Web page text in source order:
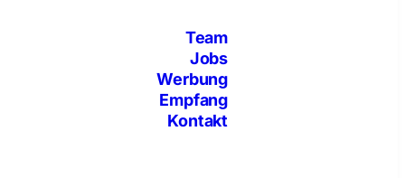
Team
Jobs
Werbung
Empfang
Kontakt